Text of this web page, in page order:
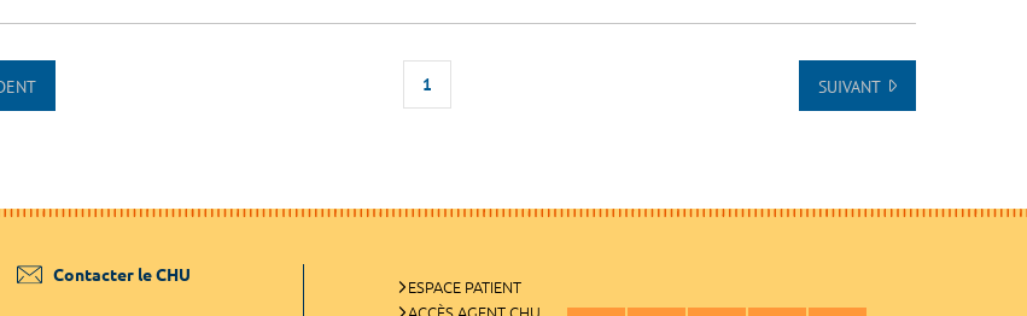
1 SUIVANT
Contacter le CHU
ESPACE PATIENT
ACCÈS AGENT CHU